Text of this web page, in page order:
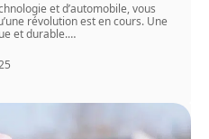
et d’automobile, vous
révolution est en cours. Une
et durable.…